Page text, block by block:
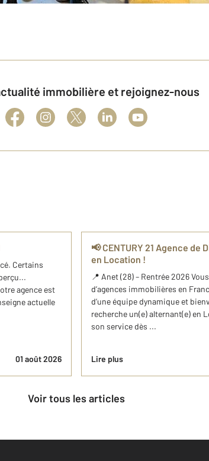
immobilière et rejoignez-nous
Certains
agence est
actuelle
01 août 2026
📢 CENTURY 21 Agence
en Location !
📍 Anet (28) – Rentrée 2026
d’agences immobilières en
d’une équipe dynamique et
recherche un(e) alternant(e) en
son service dès ...
Lire plus
Voir tous les articles